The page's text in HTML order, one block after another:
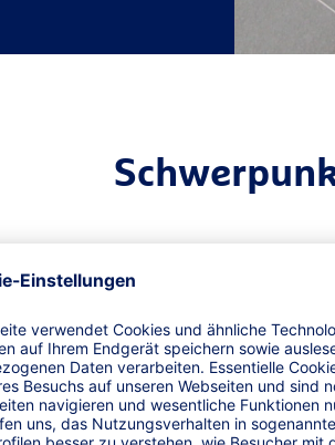
Risiken für landwirtschaftliche